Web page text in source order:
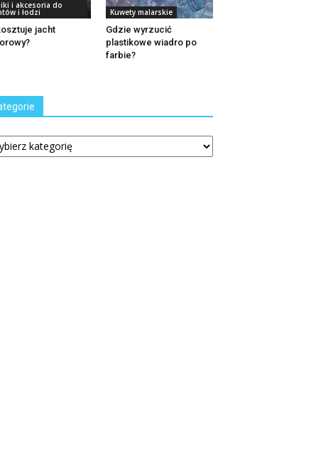
i akcesoria do
i łodzi
jacht
Kuwety malarskie
Gdzie wyrzucić
plastikowe wiadro po
farbie?